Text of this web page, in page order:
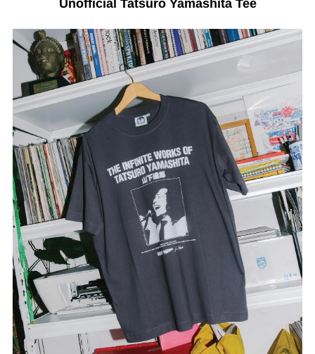
Unofficial Tatsuro Yamashita Tee